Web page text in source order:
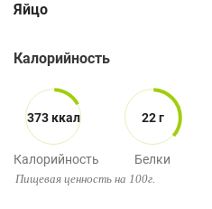
Яйцо
Калорийность
373 ккал
Калорийность
22 г
Белки
Пищевая ценность на 100г.